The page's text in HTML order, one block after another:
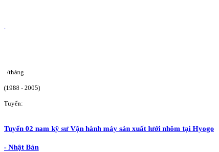
/tháng
(1988 - 2005)
Tuyển:
Tuyển 02 nam kỹ sư Vận hành máy sản xuất lưới nhôm tại Hyogo
- Nhật Bản